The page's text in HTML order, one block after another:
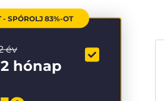
- SPÓROLJ 83%-OT
év
hónap